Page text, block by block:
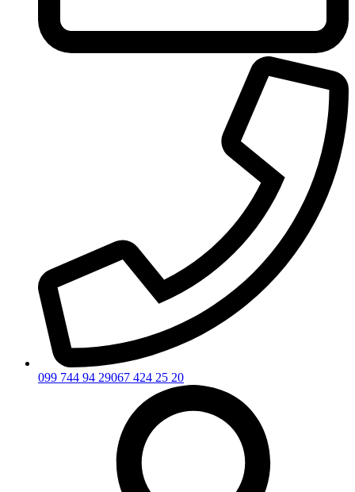
099 744 94 29067 424 25 20